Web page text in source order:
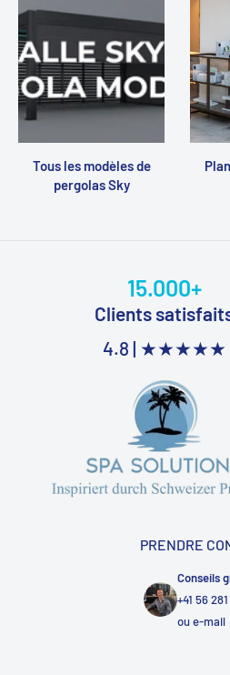
Tous les modèles de
pergolas Sky
15.000+
Clients
4.8 | ★★★★★
PRENDRE
Conseils
+41 56
oue-mail